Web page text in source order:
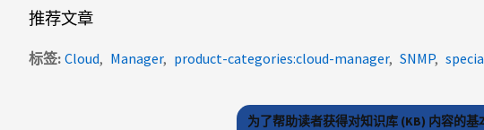
推荐文章
标签 Cloud Manager product-categories:cloud-manager SNMP
为了帮助读者获得对知识库 (KB) 内容的